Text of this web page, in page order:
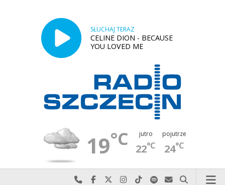
SŁUCHAJ TERAZ
CELINE DION - BECAUSE
YOU LOVED ME
19°C jutro
22°C
pojutrze
24°C
Najlepiej po prostu do nas zadzwoń
Odwiedź nas na Facebook-u
Odwiedź nas na X
Odwiedź nas na Instagram-ie
Odwiedź nas na TikTok-u
Szukaj nas na Spotify
Wyślij do nas
Szukaj